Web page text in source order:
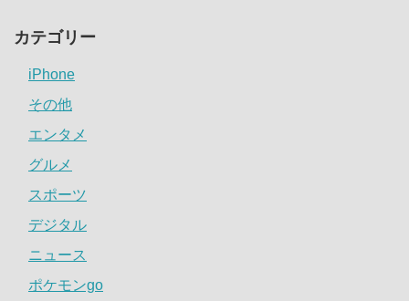
カテゴリー
iPhone
その他
エンタメ
グルメ
スポーツ
デジタル
ニュース
ポケモンgo